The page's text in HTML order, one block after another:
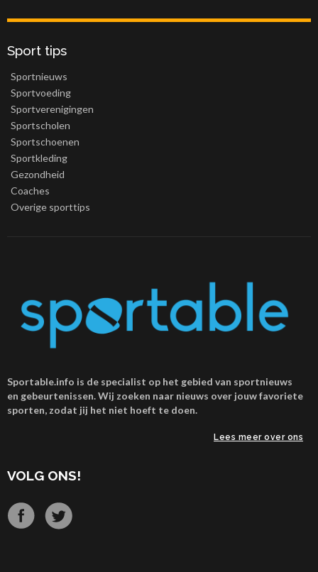
Sport tips
Sportnieuws
Sportvoeding
Sportverenigingen
Sportscholen
Sportschoenen
Sportkleding
Gezondheid
Coaches
Overige sporttips
Sportable.info is de specialist op het gebied van sportnieuws
en gebeurtenissen. Wij zoeken naar nieuws over jouw favoriete
sporten, zodat jij het niet hoeft te doen.
Lees meer over ons
VOLG ONS!